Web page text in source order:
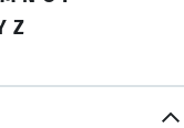
Z